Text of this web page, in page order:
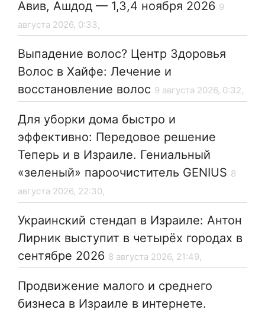
Авив, Ашдод — 1,3,4 ноября 2026 9
августа 2026, 0:33,
Выпадение волос? Центр Здоровья
Волос в Хайфе: Лечение и
восстановление волос 9 августа 2026, 0:32,
Для уборки дома быстро и
эффективно: Передовое решение
Теперь и в Израиле. Гениальный
«зеленый» пароочиститель GENIUS 8
августа 2026, 22:30,
Украинский стендап в Израиле: Антон
Лирник выступит в четырёх городах в
сентябре 2026 8 августа 2026, 21:49,
Продвижение малого и среднего
бизнеса в Израиле в интернете.